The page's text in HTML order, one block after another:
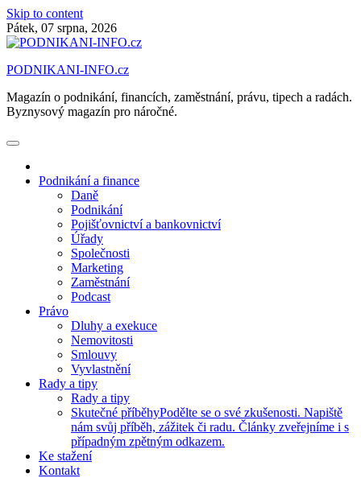
Skip to content
Pátek, 07 srpna, 2026
PODNIKANI-INFO.cz
Magazín o podnikání, financích, zaměstnání, právu, tipech a radách.
Byznysový magazín pro náročné.
Podnikání a finance
Daně
Podnikání
Pojišťovnictví a bankovnictví
Úřady
Společnosti
Marketing
Zaměstnání
Podcast
Právo
Dluhy a exekuce
Nemovitosti
Smlouvy
Vyvlastnění
Rady a tipy
Rady a tipy
Skutečné příběhyPodělte se o své zkušenosti. Napiště
nám svůj příběh, zážitek či radu. Články zveřejníme i s
případným zpětným odkazem.
Ke stažení
Kontakt